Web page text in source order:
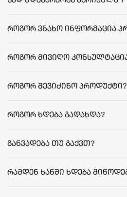
როგორ ვნახო ინფორმაცია
როგორ მივიღო
როგორ შევიძინო პროდუქტი?
როგორ ხდება გადახდა?
განვადება თუ გაქვთ?
რამდენ ხანში ხდება